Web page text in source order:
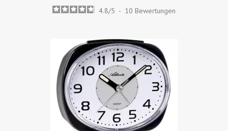
4.8/5 - 10 Bewertungen